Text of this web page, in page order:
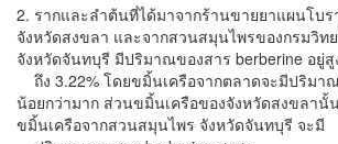
2. รากและลำต้นที่ได้มาจากร้านขายยาแผนโบ
จังหวัดสงขลา และจากสวนสมุนไพรของกรมวิท
จังหวัดจันทบุรี มีปริมาณของสาร berberine อยู่สู
ถึง 3.22% โดยขมิ้นเครือจากตลาดจะมีปริมา
น้อยกว่ามาก ส่วนขมิ้นเครือของจังหวัดสงขลานั้
ขมิ้นเครือจากสวนสมุนไพร จังหวัดจันทบุรี จะมี